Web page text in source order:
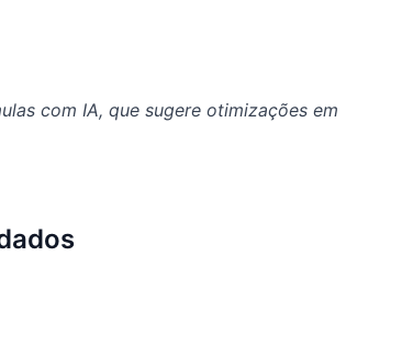
com IA, que sugere otimizações em